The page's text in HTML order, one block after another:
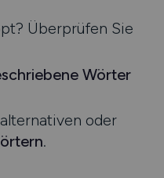
Überprüfen Sie
Wörter
oder
.